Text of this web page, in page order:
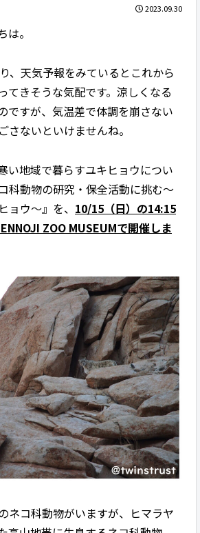
2023.09.30
。
、天気予報をみているとこれから
てきそうな気配です。涼しくなる
ですが、気温差で体調を崩さない
さないといけませんね。
い地域で暮らすユキヒョウについ
科動物の研究・保全活動に挑む～
ョウ～』を、 10/15（日）の14:15
ZOO MUSEUMで開催しま
ネコ科動物がいますが、ヒマラヤ